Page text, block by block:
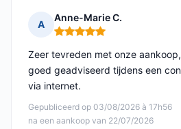
A
Anne-Marie C.
Opmerking: 5 van 5
Gepubliceerd op 03/08/2026 à 17h56
na een aankoop van 22/07/2026
Zeer tevreden met onze
goed geadviseerd tijdens een
via internet.